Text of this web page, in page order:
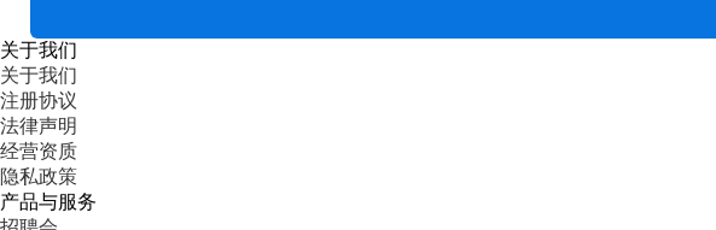
关于我们
关于我们
注册协议
法律声明
经营资质
隐私政策
产品与服务